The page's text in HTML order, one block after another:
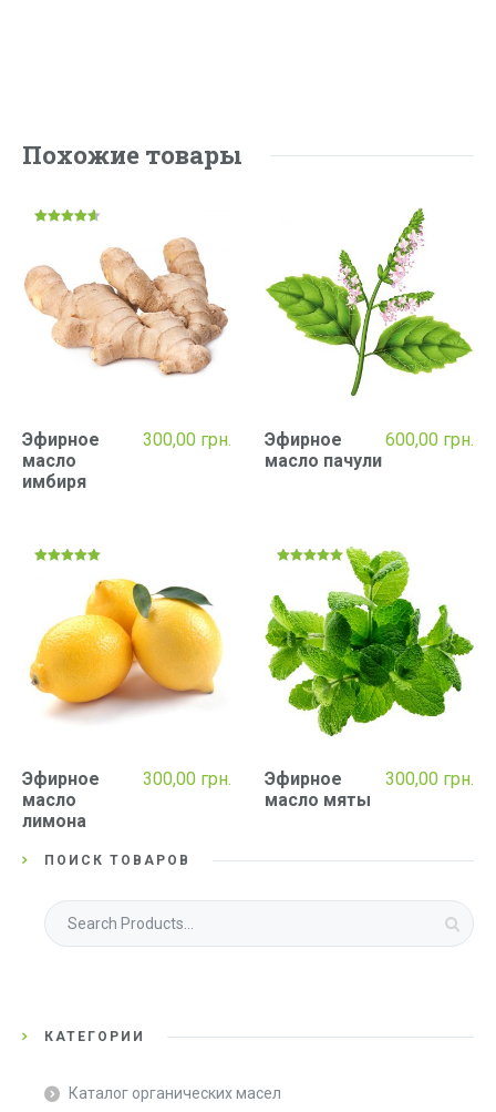
Похожие товары
Эфирное
масло
имбиря
300,00 грн.
Эфирное
масло пачули
600,00 грн.
Эфирное
масло
лимона
300,00 грн.
из 5
Эфирное
масло мяты
300,00 грн.
ПОИСК ТОВАРОВ
Искать:
КАТЕГОРИИ
Каталог органических масел